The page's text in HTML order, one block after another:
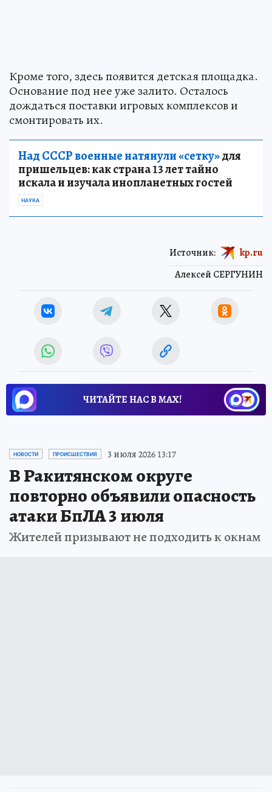
Кроме того, здесь появится детская площадка.
Основание под нее уже залито. Осталось
дождаться поставки игровых комплексов и
смонтировать их.
Над СССР военные натянули «сетку»для
пришельцев: как страна 13 лет тайно
искала и изучала инопланетных гостей
НАУКА
Алексей СЕРГУНИН
Источник: kp.ru
ЧИТАЙТЕ НАС В МАХ!
НОВОСТИ ПРОИСШЕСТВИЯ 3 июля 2026 13:17
В Ракитянском округе
повторно объявили опасность
атаки БпЛА 3 июля
Жителей призывают не подходить к окнам